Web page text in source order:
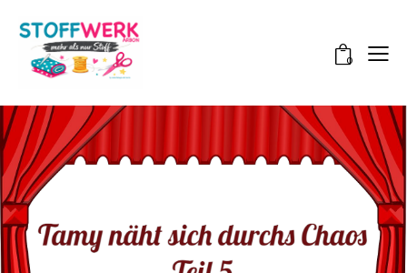
0
TAMY NÄHT SICH DURCHS CHAOS